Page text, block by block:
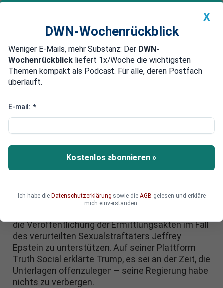
Newsticker MEIN DWN: Geldanlage Premium
Edelmetalle DWN-Magazin China
Abstimmung über Epstein-
im Zentrum eines Falls voller
Spekulationen
Abstimmung im Repräsentantenhaus ruft er
die Veröffentlichung der Ermittlungsakten im Fall
des verurteilten Sexualstraftäters Jeffrey
Epstein zu unterstützen. Auf seiner Plattform
Truth Social erklärte Trump, es sei an der Zeit, die
Unterlagen offenzulegen – seine Regierung habe
nichts zu verbergen.
X
DWN-Wochenrückblick
Weniger E-Mails, mehr Substanz: Der DWN-
Wochenrückblick liefert 1x/Woche die wichtigsten
Themen kompakt als Podcast. Für alle, deren Postfach
überläuft.
E-mail: *
Kostenlos abonnieren »
Ich habe die Datenschutzerklärung sowie die AGB gelesen und erkläre
mich einverstanden.